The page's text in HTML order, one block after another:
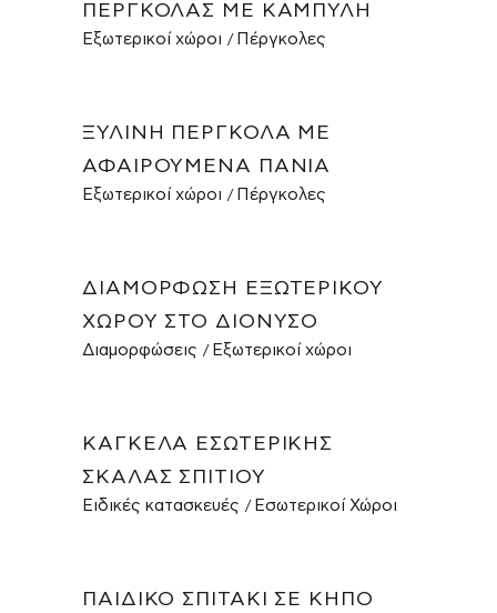
ΠΈΡΓΚΟΛΑΣ ΜΕ ΚΑΜΠΎΛΗ
Εξωτερικοί χώροι Πέργκολες
ΞΎΛΙΝΗ ΠΈΡΓΚΟΛΑ ΜΕ
ΑΦΑΙΡΟΎΜΕΝΑ ΠΑΝΙΆ
Εξωτερικοί χώροι Πέργκολες
ΔΙΑΜΌΡΦΩΣΗ ΕΞΩΤΕΡΙΚΟΎ
ΧΏΡΟΥ ΣΤΟ ΔΙΌΝΥΣΟ
Διαμορφώσεις Εξωτερικοί χώροι
ΚΆΓΚΕΛΑ ΕΣΩΤΕΡΙΚΉΣ
ΣΚΆΛΑΣ ΣΠΙΤΙΟΎ
Ειδικές κατασκευές Εσωτερικοί Χώροι
ΠΑΙΔΙΚΌ ΣΠΙΤΆΚΙ ΣΕ ΚΉΠΟ